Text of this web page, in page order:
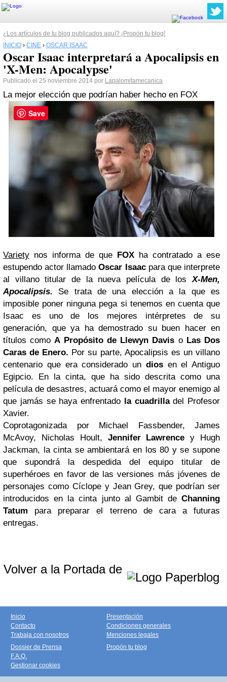
¿Los artículos de tu blog publicados aquí? ¡Propón tu blog!
INICIO › CINE › OSCAR ISAAC
Oscar Isaac interpretará a Apocalipsis en
'X-Men: Apocalypse'
Publicado el 25 noviembre 2014 por Lapalomitamecanica
La mejor elección que podrían haber hecho en FOX
Variety nos informa de que FOX ha contratado a ese
estupendo actor llamadoOscar Isaacpara que interprete
al villano titular de la nueva película de losX-Men,
Apocalipsis. Se trata de una elección a la que es
imposible poner ninguna pega si tenemos en cuenta que
Isaac es uno de los mejores intérpretes de su
generación, que ya ha demostrado su buen hacer en
títulos comoA Propósito de Llewyn Davis oLas Dos
Caras de Enero. Por su parte, Apocalipsis es un villano
centenario que era considerado un diosen el Antiguo
Egipcio. En la cinta, que ha sido descrita como una
película de desastres, actuará como el mayor enemigo al
que jamás se haya enfrentado
la cuadrilladel Profesor
Xavier.
Coprotagonizada por Michael Fassbender, James
McAvoy, Nicholas Hoult, Jennifer Lawrence y Hugh
Jackman, la cinta se ambientará en los 80 y se supone
que supondrá la despedida del equipo titular de
superhéroes en favor de las versiones más jóvenes de
personajes como Cíclope y Jean Grey, que podrían ser
introducidos en la cinta junto al Gambit de Channing
Tatum para preparar el terreno de cara a futuras
entregas.
Volver a la Portada de
Inicio
Contacto
Trabaja con nosotros
Presentación
Condiciones generales
Menciones legales
Dossier de Prensa
F.A.Q.
Gestionar cookies
Propón tu blog
Save